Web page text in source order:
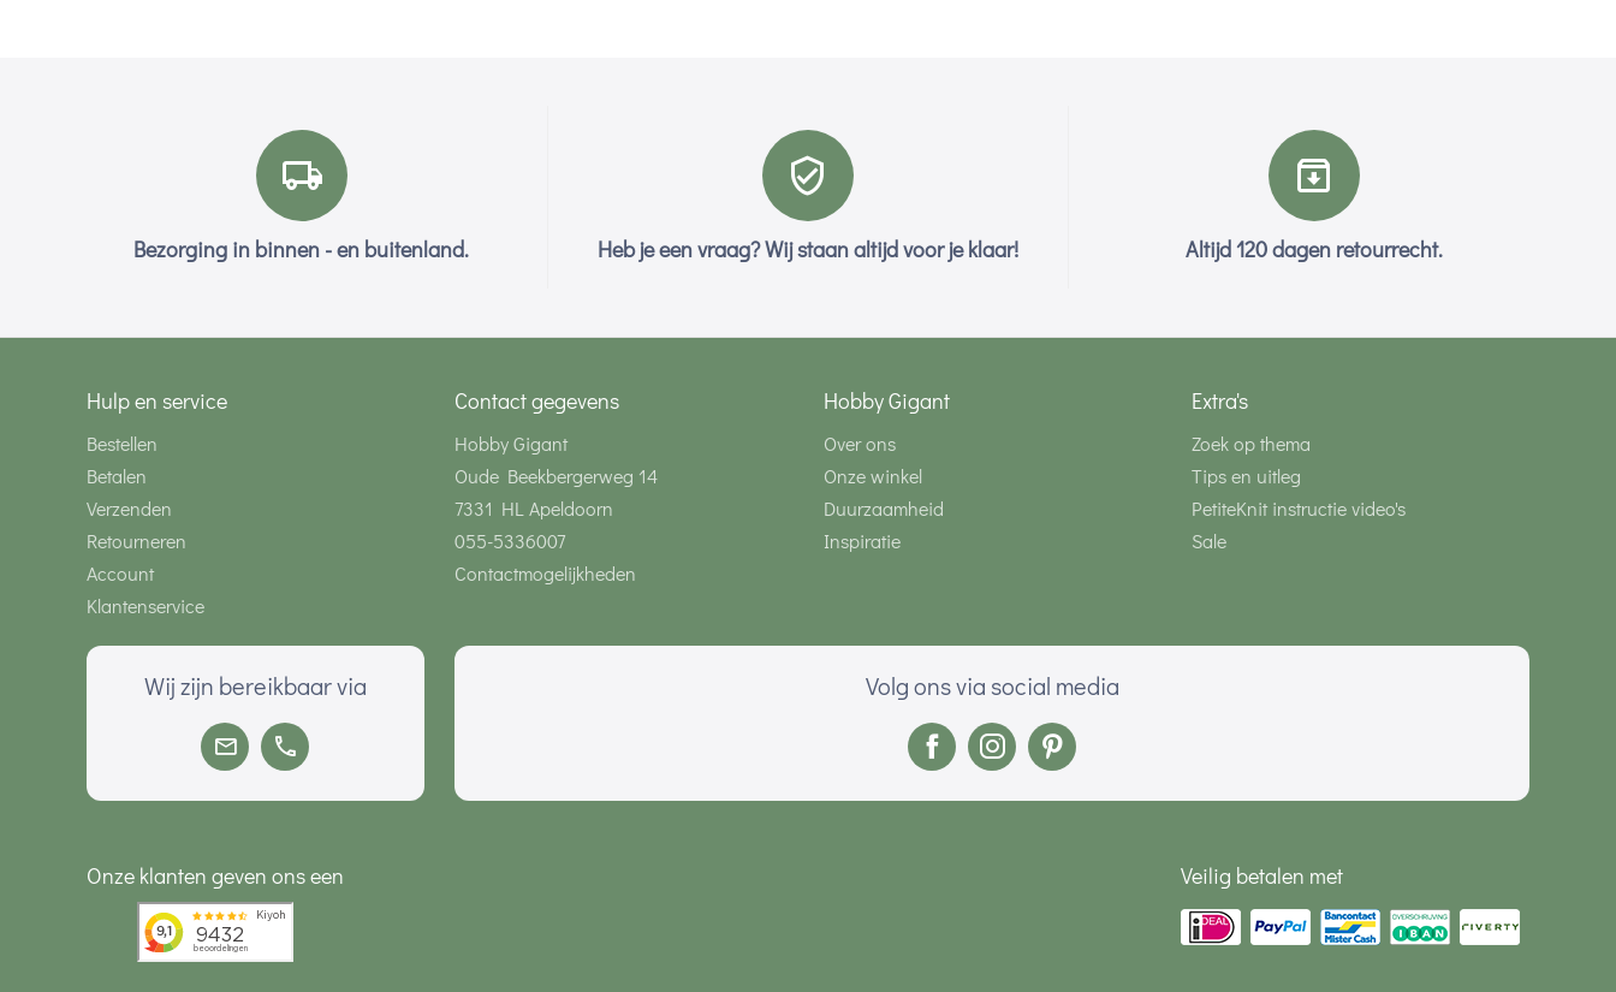
Bezorging in binnen - en buitenland. Heb je een vraag? Wij staan altijd voor je klaar! Altijd 120 dagen retourrecht.
Hulp en service
Bestellen
Betalen
Verzenden
Retourneren
Account
Klantenservice
Contact gegevens
Hobby Gigant
Oude Beekbergerweg 14
7331 HL Apeldoorn
055-5336007
Contactmogelijkheden
Hobby Gigant
Over ons
Onze winkel
Duurzaamheid
Inspiratie
Extra's
Zoek op thema
Tips en uitleg
PetiteKnit instructie video's
Sale
Wij zijn bereikbaar via Volg ons via social media
Onze klanten geven ons een Veilig betalen met